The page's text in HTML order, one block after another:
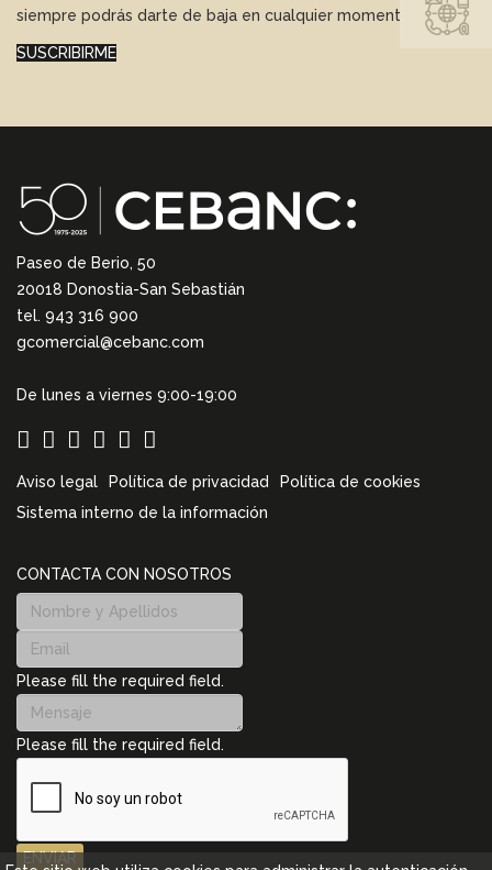
siempre podrás darte de baja en cualquier momento.
SUSCRIBIRME
Paseo de Berio, 50
20018 Donostia-San Sebastián
tel. 943 316 900
gcomercial@cebanc.com
De lunes a viernes 9:00-19:00
Aviso legal Política de privacidad
Política de cookies
Sistema interno de la información
CONTACTA CON NOSOTROS
Please fill the required field.
Please fill the required field.
ENVIAR